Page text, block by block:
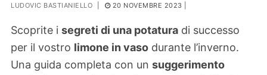
Ortaggio
LUDOVIC BASTIANIELLO 20 NOVEMBRE 2023
Scoprite i segreti di una potatura di successo
per il vostro limone in vaso durante l’inverno.
Una guida completa con un suggerimento